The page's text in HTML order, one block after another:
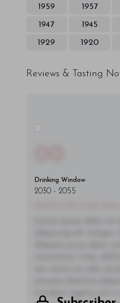
1959 1957
1947 1945
1929 1920
Reviews & Tasting
Drinking Window
2030- 2055